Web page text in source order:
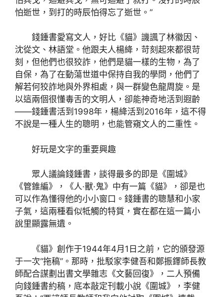
怕逝世，到打的時辰怕得忘了逝世。”
錢鍾書愛寫文人，好比《貓》譏諷了林徽因、
沈從文、林語堂。他跟夫人楊絳，苛刻起來都很苛
刻，但他們也很狡詐，他們是貓一樣的生物，為了
自保，為了在動蕩世道中保持自我的學問，他們了
解若何狡詐地與外界相處，與一群變色龍周旋。是
以這兩個很懂毒舌的文明人，卻能神奇地活到遐齡
——錢鍾書活到1998年，楊絳活到2016年，這不得
不說是一種人生的聰明，也能管窺文人的二重性。
好玩是文字的重要興趣
眾人議論錢鍾書，談得最多的即是《圍城》
《管錐編》，《人·獸·鬼》中有一篇《貓》，卻是也
可以作為懂得他的小小窗口。錢鍾書的聰慧和小家
子氣，這兩種看似牴觸的特質，實在都在這一篇小
說里顯露無遺。
《貓》創作于1944年4月1日之前，它的頒發源
于一次“拖稿”。那時，批駁家李健吾和鄭振鐸師長教
師配合謀劃出書文學雜志《文藝回復》，二人預備
向錢鍾書約稿，底本敲定刊載小說《圍城》，李健